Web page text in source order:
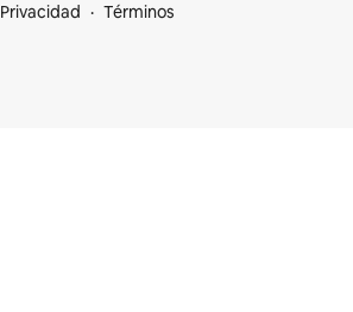
Privacidad
Términos